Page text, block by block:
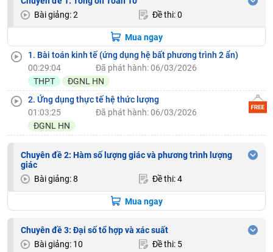
Bài giảng: 2
Đề thi: 0
Mua ngay
1. Bài toán kinh tế (ứng dụng hệ bất phương trình 2 ẩn)
00:29:04
Đã phát hành: 06/03/2026
THPT
ĐGNL HN
2. Ứng dụng thực tế hệ thức lượng
01:03:25
Đã phát hành: 06/03/2026
ĐGNL HN
Chuyên đề 2: Hàm số lượng giác và phương trình lượng
giác
Bài giảng: 8
Đề thi: 4
Mua ngay
Chuyên đề 3: Đại số tổ hợp và xác suất
Bài giảng: 10
Đề thi: 5